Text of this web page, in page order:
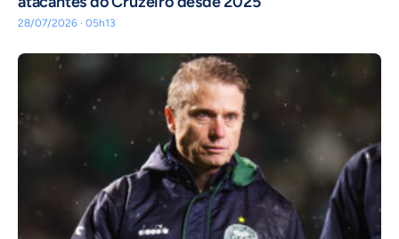
28/07/2026 · 05h13